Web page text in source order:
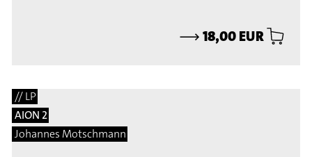
⟶18,00 EUR
// LP
AION 2
Johannes Motschmann